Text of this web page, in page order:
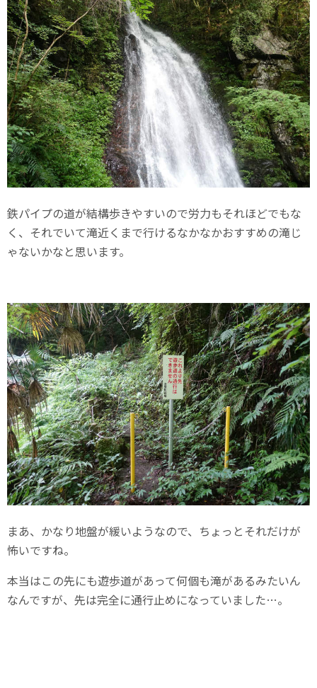
鉄パイプの道が結構歩きやすいので労力もそれほどでもな
く、それでいて滝近くまで行けるなかなかおすすめの滝じ
ゃないかなと思います。
まあ、かなり地盤が緩いようなので、ちょっとそれだけが
怖いですね。
本当はこの先にも遊歩道があって何個も滝があるみたいん
なんですが、先は完全に通行止めになっていました…。